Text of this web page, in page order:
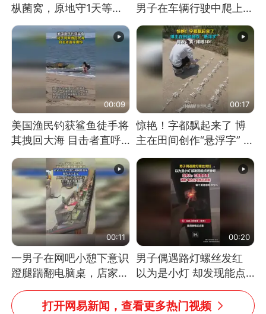
枞菌窝，原地守1天等它
长大：挖了140多朵
男子在车辆行驶中爬上车
顶跳舞。（新京报）
00:09
美国渔民钓获鲨鱼徒手将
其拽回大海 目击者直呼
震惊 （视频来源：参考
消息）
00:17
惊艳！字都飘起来了 博
主在田间创作“悬浮字” 网
友：真·裸眼3D！
00:11
一男子在网吧小憩下意识
蹬腿踹翻电脑桌，店家3
台显示器与机械臂损坏
00:20
男子偶遇路灯螺丝发红
以为是小灯 却发现能点
燃香烟 当事人：已报警
处理
打开网易新闻，查看更多热门视频